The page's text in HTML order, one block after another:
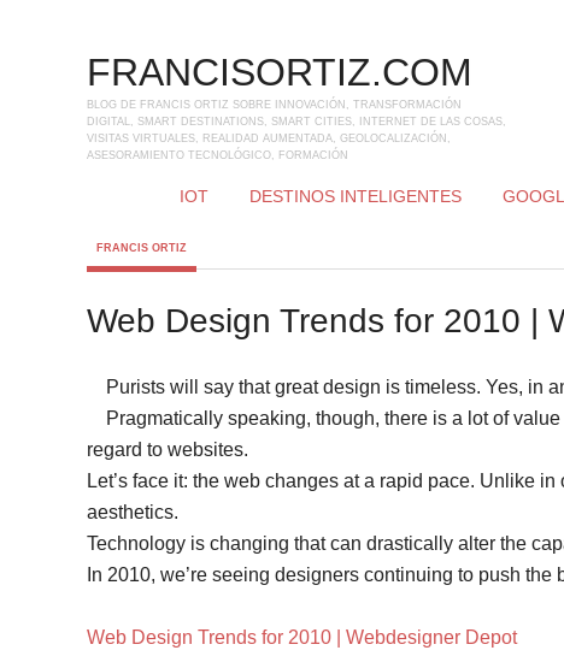
FRANCISORTIZ.COM
BLOG DE FRANCIS ORTIZ SOBRE INNOVACIÓN, TRANSFORMACIÓN
DIGITAL, SMART DESTINATIONS, SMART CITIES, INTERNET DE LAS COSAS,
VISITAS VIRTUALES, REALIDAD AUMENTADA, GEOLOCALIZACIÓN,
ASESORAMIENTO TECNOLÓGICO, FORMACIÓN
IOT DESTINOS INTELIGENTES
FRANCIS ORTIZ
Web Design Trends for 2010 |
Purists will say that great design is timeless. Yes, in
Pragmatically speaking, though, there is a lot of
regard to websites.
Let’s face it: the web changes at a rapid pace. Unlike
aesthetics.
Technology is changing that can drastically alter the
In 2010, we’re seeing designers continuing to push
Web Design Trends for 2010 | Webdesigner Depot